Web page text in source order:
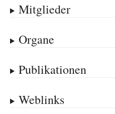
Mitglieder
Organe
Publikationen
Weblinks